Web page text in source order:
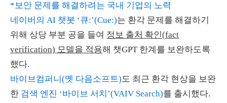
*보안 문제를 해결하려는 국내 기업의 노력
네이버의 AI 챗봇 ‘큐:’(Cue:)는 환각 문제를 해결하기
위해 상당 부분 공을 들여 정보 출처 확인(fact
verification) 모델을 적용해 챗GPT 한계를 보완하도록
했다.
바이브컴퍼니(옛 다음소프트)도 최근 환각 현상을 보완
한 검색 엔진 ‘바이브 서치’(VAIV Search)를 출시했다.